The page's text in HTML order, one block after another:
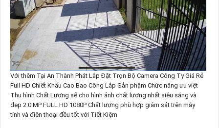
Với thêm Tại An Thành Phát Lắp Đặt Trọn Bộ Camera Công Ty Giá Rẻ
Full HD Chiết Khấu Cao Bao Công Lắp Sản phậm Chức năng ưu việt
Thu hình Chất Lượng sẽ cho hình ảnh chất lượng nhất siêu sáng và
đẹp 2.0 MP FULL HD 1080P Chất lượng phù hợp giám sát trên máy
tính và điện thoại đều tốt với Tiết Kiệm